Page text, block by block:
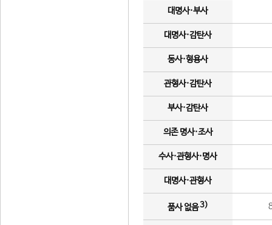
대명사·부사
대명사·감탄사
동사·형용사
관형사·감탄사
부사·감탄사
의존 명사·조사
수사·관형사·명사
대명사·관형사
품사 없음3)